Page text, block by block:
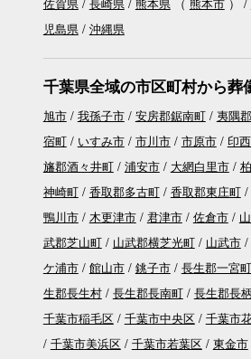
佐賀県 長崎県 熊本県（ 熊本市）
児島県
沖縄県
千葉県全域の市区町村から葬
旭市 我孫子市 安房郡鋸南町 夷隅
宿町
いすみ市 市川市 市原市 印
旛郡酒々井町
浦安市 大網白里市
神崎町
香取郡多古町 香取郡東庄町
鴨川市
木更津市 君津市 佐倉市
武郡芝山町
山武郡横芝光町 山武市
ケ浦市
館山市 銚子市 長生郡一宮町
生郡長生村
長生郡長南町 長生郡長
千葉市稲毛区
千葉市中央区 千葉市
千葉市美浜区
千葉市若葉区 東金市